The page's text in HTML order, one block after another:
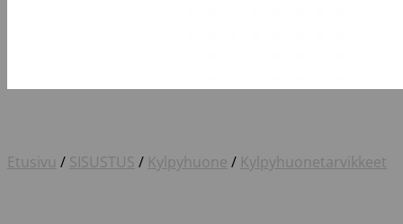
Etusivu / SISUSTUS / Kylpyhuone / Kylpyhuonetarvikkeet